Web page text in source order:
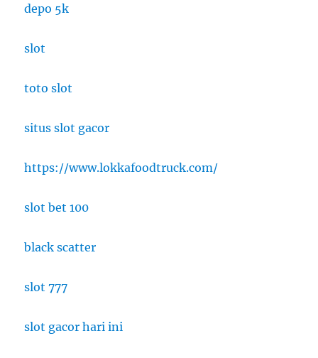
depo 5k
slot
toto slot
situs slot gacor
https://www.lokkafoodtruck.com/
slot bet 100
black scatter
slot 777
slot gacor hari ini